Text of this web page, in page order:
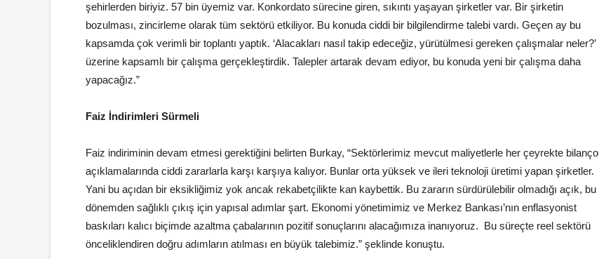
şehirlerden biriyiz. 57 bin üyemiz var. Konkordato sürecine giren, sıkıntı yaşayan şirketler var. Bir şirketin
bozulması, zincirleme olarak tüm sektörü etkiliyor. Bu konuda ciddi bir bilgilendirme talebi vardı. Geçen ay bu
kapsamda çok verimli bir toplantı yaptık. ‘Alacakları nasıl takip edeceğiz, yürütülmesi gereken çalışmalar neler?’
üzerine kapsamlı bir çalışma gerçekleştirdik. Talepler artarak devam ediyor, bu konuda yeni bir çalışma daha
yapacağız.”
Faiz İndirimleri Sürmeli
Faiz indiriminin devam etmesi gerektiğini belirten Burkay, “Sektörlerimiz mevcut maliyetlerle her çeyrekte bilanço
açıklamalarında ciddi zararlarla karşı karşıya kalıyor. Bunlar orta yüksek ve ileri teknoloji üretimi yapan şirketler.
Yani bu açıdan bir eksikliğimiz yok ancak rekabetçilikte kan kaybettik. Bu zararın sürdürülebilir olmadığı açık, bu
dönemden sağlıklı çıkış için yapısal adımlar şart. Ekonomi yönetimimiz ve Merkez Bankası’nın enflasyonist
baskıları kalıcı biçimde azaltma çabalarının pozitif sonuçlarını alacağımıza inanıyoruz. Bu süreçte reel sektörü
önceliklendiren doğru adımların atılması en büyük talebimiz.” şeklinde konuştu.